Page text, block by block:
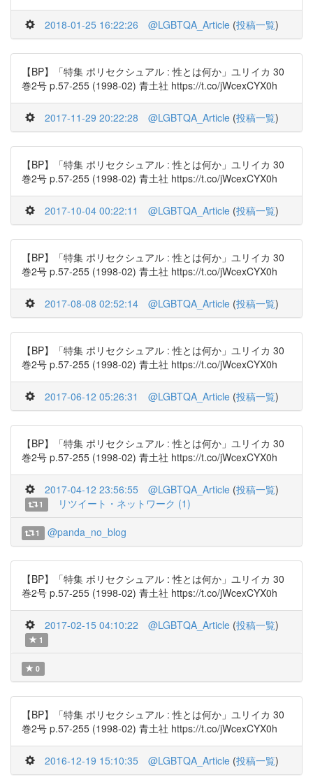
2018-01-25 16:22:26 @LGBTQA_Article (投稿一覧)
【BP】「特集 ポリセクシュアル : 性とは何か」ユリイカ 30
巻2号 p.57-255 (1998-02) 青土社 https://t.co/jWcexCYX0h
2017-11-29 20:22:28 @LGBTQA_Article (投稿一覧)
【BP】「特集 ポリセクシュアル : 性とは何か」ユリイカ 30
巻2号 p.57-255 (1998-02) 青土社 https://t.co/jWcexCYX0h
2017-10-04 00:22:11 @LGBTQA_Article (投稿一覧)
【BP】「特集 ポリセクシュアル : 性とは何か」ユリイカ 30
巻2号 p.57-255 (1998-02) 青土社 https://t.co/jWcexCYX0h
2017-08-08 02:52:14 @LGBTQA_Article (投稿一覧)
【BP】「特集 ポリセクシュアル : 性とは何か」ユリイカ 30
巻2号 p.57-255 (1998-02) 青土社 https://t.co/jWcexCYX0h
2017-06-12 05:26:31 @LGBTQA_Article (投稿一覧)
【BP】「特集 ポリセクシュアル : 性とは何か」ユリイカ 30
巻2号 p.57-255 (1998-02) 青土社 https://t.co/jWcexCYX0h
2017-04-12 23:56:55 @LGBTQA_Article (投稿一覧)
1 リツイート・ネットワーク (1)
1 @panda_no_blog
【BP】「特集 ポリセクシュアル : 性とは何か」ユリイカ 30
巻2号 p.57-255 (1998-02) 青土社 https://t.co/jWcexCYX0h
2017-02-15 04:10:22 @LGBTQA_Article (投稿一覧)
1
0
【BP】「特集 ポリセクシュアル : 性とは何か」ユリイカ 30
巻2号 p.57-255 (1998-02) 青土社 https://t.co/jWcexCYX0h
2016-12-19 15:10:35 @LGBTQA_Article (投稿一覧)